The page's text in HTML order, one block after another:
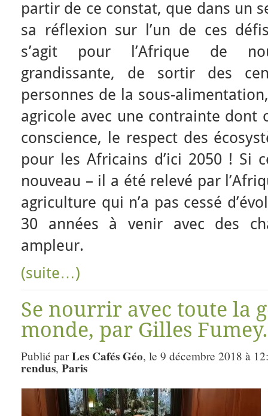
partir de ce constat, que dans un
sa réflexion sur l’un de ces
s’agit pour l’Afrique de
grandissante, de sortir des
personnes de la sous-
agricole avec une contrainte dont
conscience, le respect des
pour les Africains d’ici 2050 ! Si
nouveau – il a été relevé par
agriculture qui n’a pas cessé
30 années à venir avec des
ampleur.
(suite…)
Se nourrir avec toute la
monde, par Gilles Fumey.
Publié parLes Cafés Géo, le 9 décembre 2018 à
rendus, Paris